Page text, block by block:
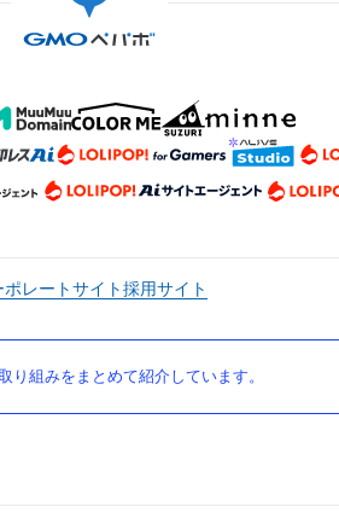
ポレートサイト採用サイト
組みをまとめて紹介しています。